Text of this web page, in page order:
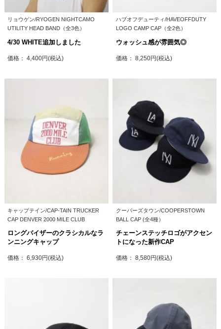
リョウゲン/RYOGEN NIGHTCAMO
UTILITY HEAD BAND（全3色）
4/30 WHITE追加しました
価格： 4,400円(税込)
ハブオフデューティ/HAVEOFFDUTY
LOGO CAMP CAP（全2色）
ウォッシュ感が雰囲気◎
価格： 8,250円(税込)
キャップテイン/CAP-TAIN TRUCKER
CAP DENVER 2000 MILE CLUB
ロングバイザーのクラシカルなラ
ンニングキャップ
価格： 6,930円(税込)
クーパーズタウン/COOPERSTOWN
BALL CAP (全4種）
チェーンステッチロゴがアクセン
トになった新作CAP
価格： 8,580円(税込)